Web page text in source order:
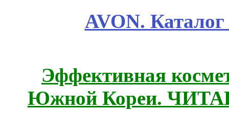
AVON.
Эффективная
Южной Кореи.